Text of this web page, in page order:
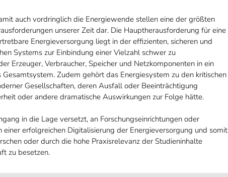
auch vordringlich die Energiewende stellen eine der größten
unserer Zeit dar. Die Hauptherausforderung für eine
Energieversorgung liegt in der effizienten, sicheren und
Systems zur Einbindung einer Vielzahl schwer zu
Erzeuger, Verbraucher, Speicher und Netzkomponenten in ein
Zudem gehört das Energiesystem zu den kritischen
Gesellschaften, deren Ausfall oder Beeinträchtigung
oder andere dramatische Auswirkungen zur Folge hätte.
in die Lage versetzt, an Forschungseinrichtungen oder
erfolgreichen Digitalisierung der Energieversorgung und somit
oder durch die hohe Praxisrelevanz der Studieninhalte
zu besetzen.